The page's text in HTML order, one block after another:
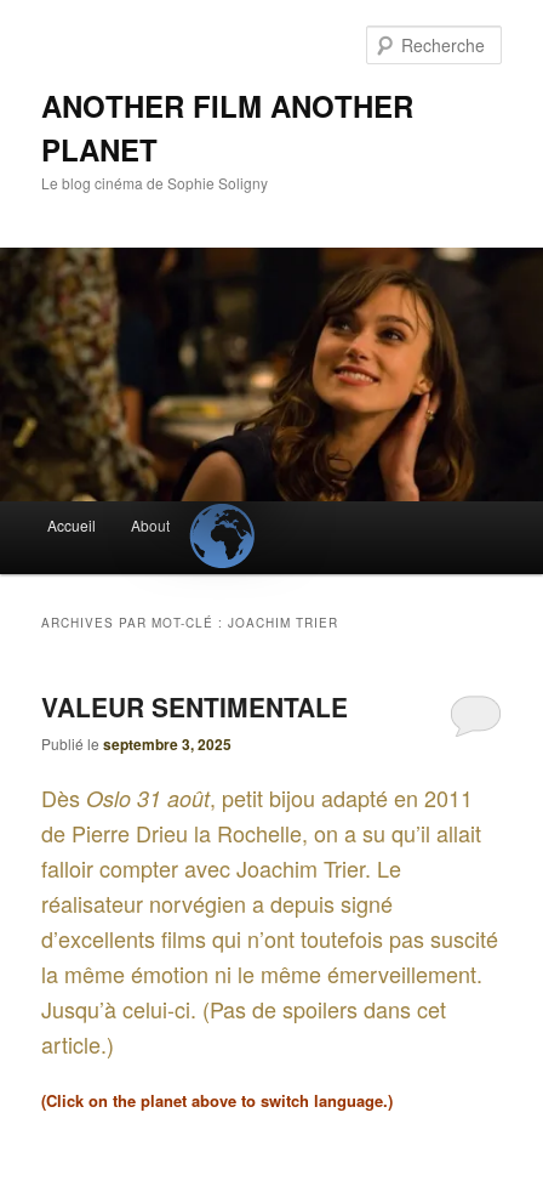
ANOTHER FILM ANOTHER
PLANET
Le blog cinéma de Sophie Soligny
principal
Accueil About
ARCHIVES PAR MOT-CLÉ :JOACHIM TRIER
VALEUR SENTIMENTALE
Publié leseptembre 3, 2025
Dès Oslo 31 août, petit bijou adapté en 2011
de Pierre Drieu la Rochelle, on a su qu’il allait
falloir compter avec Joachim Trier. Le
réalisateur norvégien a depuis signé
d’excellents films qui n’ont toutefois pas suscité
la même émotion ni le même émerveillement.
Jusqu’à celui-ci. (Pas de spoilers dans cet
article.)
(Click on the planet above to switch language.)